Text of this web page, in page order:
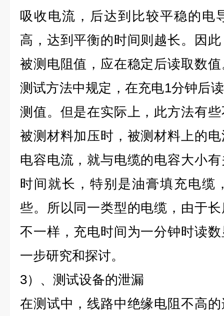
吸收电流，后达到比较平稳的电
高，达到平衡的时间则越长。因
被测电阻值，应在稳定后读取数
测试方法中规定，在充电1分钟后
测值。但是在实际上，此方法有
被测材料加压时，被测材料上的
电容电流，就与电缆的电容大小
时间就长，特别是油膏填充电缆
些。所以同一类型的电缆，由于
不一样，充电时间为一分钟时读
一步研究和探讨。
3）、测试设备的泄漏
在测试中，线路中绝缘电阻不高